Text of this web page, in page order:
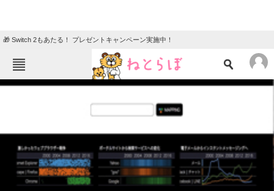
🎁 Switch 2もあたる！ プレゼントキャンペーン実施中！
ねとらぼメニュー
ニュース
グルメ 地域
住まい